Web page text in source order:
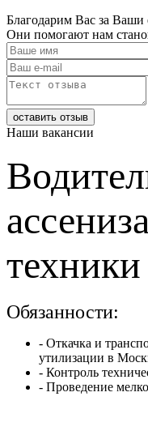
Благодарим Вас за Ваши
Они помогают нам
Наши вакансии
техники
Обязанности:
- Откачка и
утилизации в
- Контроль
- Проведение